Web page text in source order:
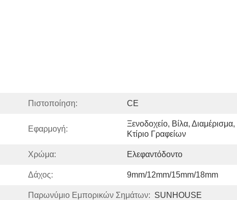
Πιστοποίηση: CE
Εφαρμογή:
Ξενοδοχείο, Βίλα, Διαμέρισμα,
Κτίριο Γραφείων
Χρώμα: Ελεφαντόδοντο
Δάχος: 9mm/12mm/15mm/18mm
Παρωνύμιο Εμπορικών Σημάτων: SUNHOUSE